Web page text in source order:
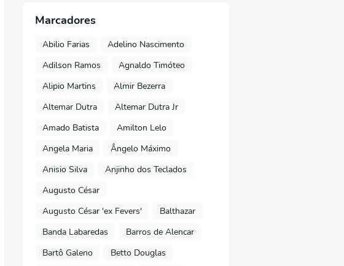
Marcadores
Abilio Farias
Adelino Nascimento
Adilson Ramos
Agnaldo Timóteo
Alipio Martins
Almir Bezerra
Altemar Dutra
Altemar Dutra Jr
Amado Batista
Amilton Lelo
Angela Maria
Ângelo Máximo
Anisio Silva
Anjinho dos Teclados
Augusto César
Augusto César 'ex Fevers'
Balthazar
Banda Labaredas
Barros de Alencar
Bartô Galeno
Betto Douglas